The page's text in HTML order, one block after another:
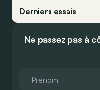
Derniers essais
Ne passez pas à